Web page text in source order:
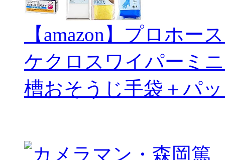
【amazon】プロホー
ケクロスワイパーミ
槽おそうじ手袋＋パ